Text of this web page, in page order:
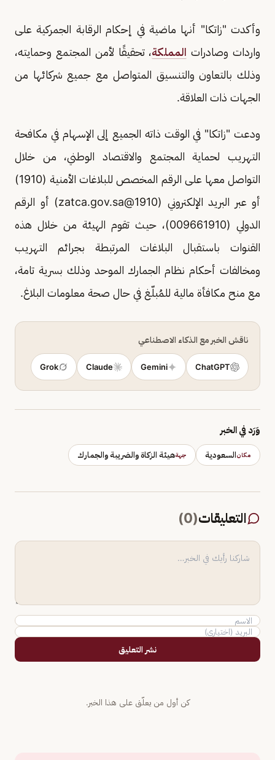
وأكدت "زاتكا" أنها ماضية في إحكام الرقابة الجمركية على
واردات وصادرات المملكة، تحقيقًا لأمن المجتمع وحمايته،
وذلك بالتعاون والتنسيق المتواصل مع جميع شركائها من
الجهات ذات العلاقة.
ودعت "زاتكا" في الوقت ذاته الجميع إلى الإسهام في مكافحة
التهريب لحماية المجتمع والاقتصاد الوطني، من خلال
التواصل معها على الرقم المخصص للبلاغات الأمنية (1910)
أو عبر البريد الإلكتروني (1910@zatca.gov.sa
) أو الرقم
الدولي (009661910)، حيث تقوم الهيئة من خلال هذه
القنوات باستقبال البلاغات المرتبطة بجرائم التهريب
ومخالفات أحكام نظام الجمارك الموحد وذلك بسرية تامة،
مع منح مكافأة مالية للمُبلّغ في حال صحة معلومات البلاغ.
ناقش الخبر مع الذكاء الاصطناعي
ChatGPT
Gemini
Claude
Grok
وَرَد في الخبر
مكانالسعودية جهةهيئة الزكاة والضريبة والجمارك
التعليقات(
0
)
نشر التعليق
كن أول من يعلّق على هذا الخبر.